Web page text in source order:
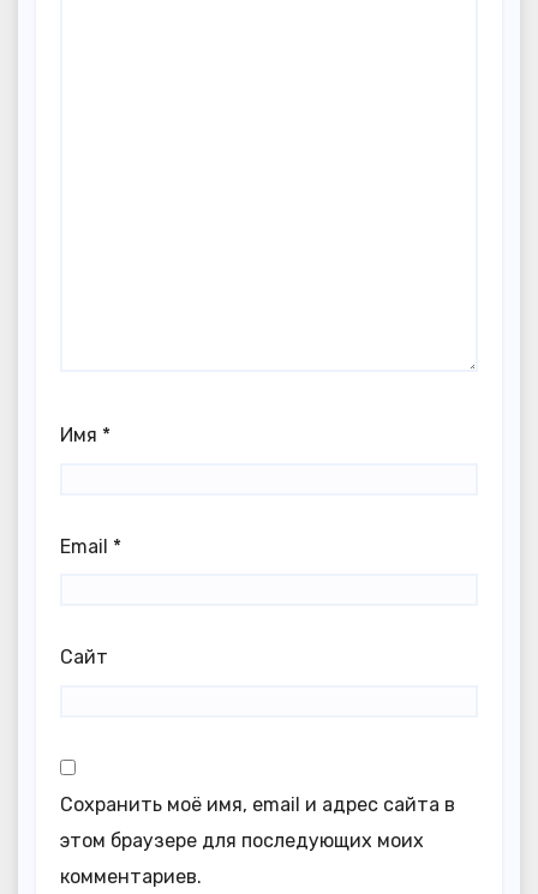
Имя *
Email *
Сайт
Сохранить моё имя, email и адрес сайта в
этом браузере для последующих моих
комментариев.